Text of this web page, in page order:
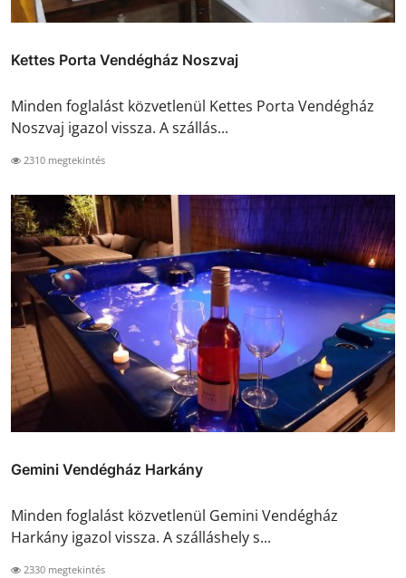
Kettes Porta Vendégház Noszvaj
Minden foglalást közvetlenül Kettes Porta Vendégház
Noszvaj igazol vissza. A szállás...
2310 megtekintés
Gemini Vendégház Harkány
Minden foglalást közvetlenül Gemini Vendégház
Harkány igazol vissza. A szálláshely s...
2330 megtekintés